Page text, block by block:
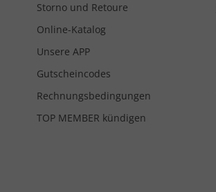
Storno und Retoure
Online-Katalog
Unsere APP
Gutscheincodes
Rechnungsbedingungen
TOP MEMBER kündigen